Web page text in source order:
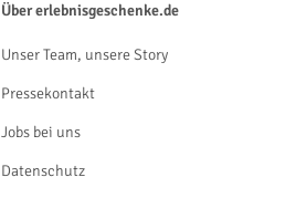
Über erlebnisgeschenke.de
Unser Team, unsere Story
Pressekontakt
Jobs bei uns
Datenschutz